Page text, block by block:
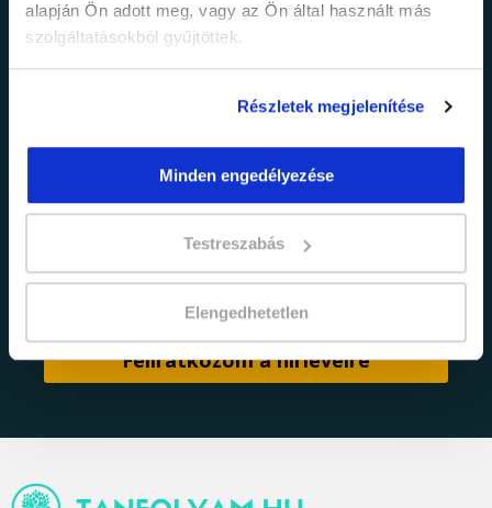
alapján Ön adott meg, vagy az Ön által használt más
szolgáltatásokból gyűjtöttek.
Részletek megjelenítése
Minden engedélyezése
Testreszabás
Elengedhetetlen
Értesülj elsőként legújabb tanfolyamainkról,
legfrissebb híreinkről és időszakos
Elfogadom azadatkezelési tájékoztatóban